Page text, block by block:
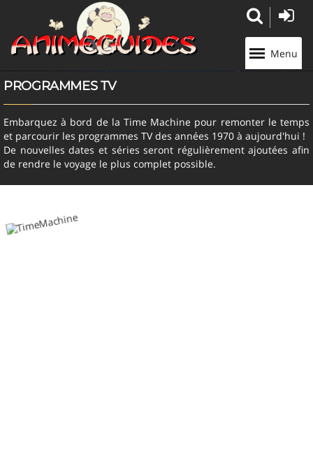
Menu
PROGRAMMES TV
Embarquez à bord de la Time Machine pour remonter le temps
et parcourir les programmes TV des années 1970 à aujourd'hui !
De nouvelles dates et séries seront régulièrement ajoutées afin
de rendre le voyage le plus complet possible.
Panneau de gestion des cookies